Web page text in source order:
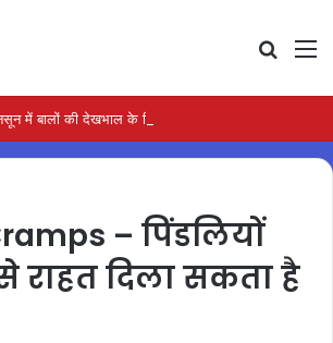
में बालों की देखभाल के लिए आजमाएं अंडे का मास्क
– पिंडलियों
राहत दिला सकता है